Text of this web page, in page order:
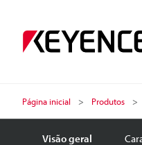
Página inicial Produtos
Visão geral